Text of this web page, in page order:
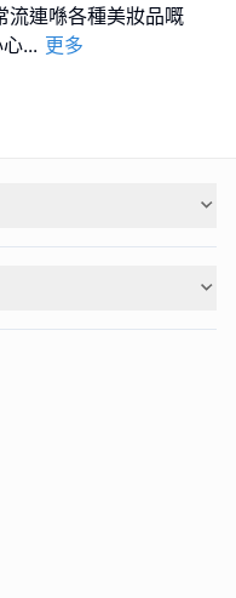
流連喺各種美妝品嘅
... 更多